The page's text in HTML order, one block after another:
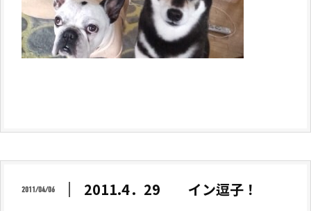
2011/04/06 2011.4．29 イン逗子！